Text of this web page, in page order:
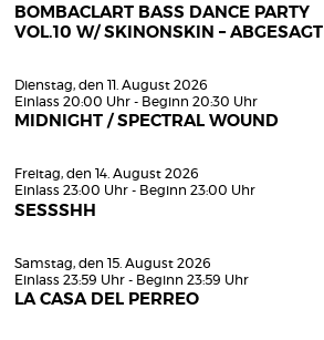
BOMBACLART BASS DANCE PARTY
VOL.10 W/ SKINONSKIN – ABGESAGT
Dienstag, den 11. August 2026
Einlass 20:00 Uhr - Beginn 20:30 Uhr
MIDNIGHT / SPECTRAL WOUND
Freitag, den 14. August 2026
Einlass 23:00 Uhr - Beginn 23:00 Uhr
SESSSHH
Samstag, den 15. August 2026
Einlass 23:59 Uhr - Beginn 23:59 Uhr
LA CASA DEL PERREO